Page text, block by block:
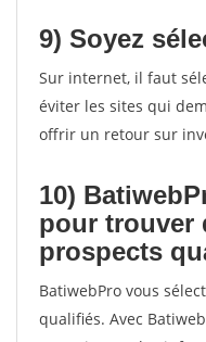
9) Soyez
Sur internet, il faut
éviter les sites qui
offrir un retour sur
10)
pour trouver
prospects
BatiwebPro vous
qualifiés. Avec